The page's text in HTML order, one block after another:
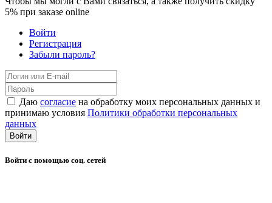
5% при заказе online
Войти
Регистрация
Забыли пароль?
Даю согласие на обработку моих персональных данных и
принимаю условия Политики обработки персональных
данных
Войти
Войти с помощью соц. сетей